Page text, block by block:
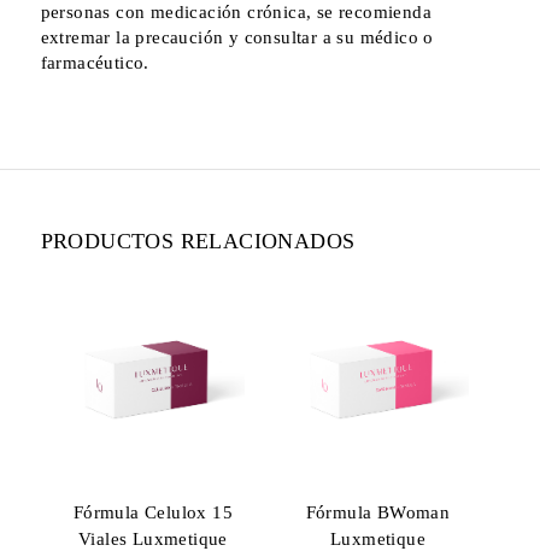
personas con medicación crónica, se recomienda
extremar la precaución y consultar a su médico o
farmacéutico.
PRODUCTOS RELACIONADOS
Fórmula Celulox 15
Viales Luxmetique
Fórmula BWoman
Luxmetique